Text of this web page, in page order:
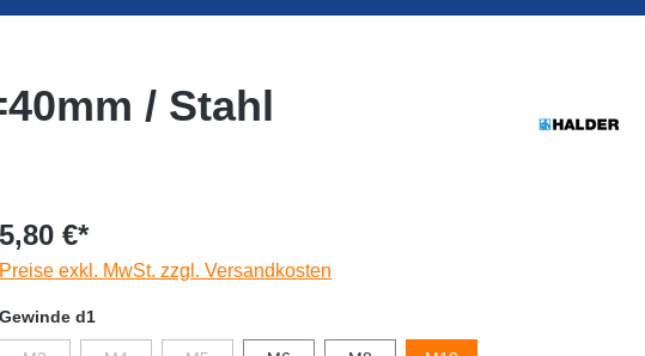
/ Stahl
5,80 €*
Preise exkl. MwSt. zzgl. Versandkosten
Gewinde d1